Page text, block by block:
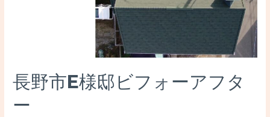
長野市E様邸ビフォーアフタ
ー